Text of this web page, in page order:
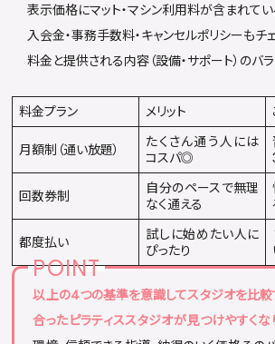
表示価格にマット・マシン利用料が含まれて
入会金・事務手数料・キャンセルポリシーもチ
料金と提供される内容（設備・サポート）のバ
料金プラン メリット
月額制（通い放題）
たくさん通う人には
コスパ◎
回数券制
自分のペースで無理
なく通える
都度払い
試しに始めたい人に
ぴったり
以上の4つの基準を意識してスタジオを比較
合ったピラティススタジオが見つけやすくな